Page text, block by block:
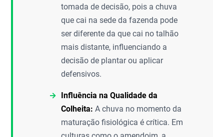
tomada de decisão, pois a chuva
que cai na sede da fazenda pode
ser diferente da que cai no talhão
mais distante, influenciando a
decisão de plantar ou aplicar
defensivos.
Influência na Qualidade da
Colheita: A chuva no momento da
maturação fisiológica é crítica. Em